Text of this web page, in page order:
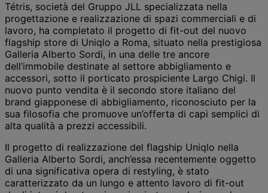
Tétris, società del Gruppo JLL specializzata nella
progettazione e realizzazione di spazi commerciali e di
lavoro, ha completato il progetto di fit-out del nuovo
flagship store di Uniqlo a Roma, situato nella prestigiosa
Galleria Alberto Sordi, in una delle tre ancore
dell’immobile destinate al settore abbigliamento e
accessori, sotto il porticato prospiciente Largo Chigi. Il
nuovo punto vendita è il secondo store italiano del
brand giapponese di abbigliamento, riconosciuto per la
sua filosofia che promuove un’offerta di capi semplici di
alta qualità a prezzi accessibili.
Il progetto di realizzazione del flagship Uniqlo nella
Galleria Alberto Sordi, anch’essa recentemente oggetto
di una significativa opera di restyling, è stato
caratterizzato da un lungo e attento lavoro di fit-out